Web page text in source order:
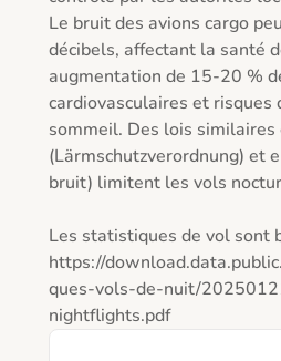
Le bruit des avions cargo
décibels, affectant la santé
augmentation de 15-20 %
cardiovasculaires et risques
sommeil. Des lois
(Lärmschutzverordnung) et
bruit) limitent les vols
Les statistiques de vol sont
https://
ques-vols-de-nuit/